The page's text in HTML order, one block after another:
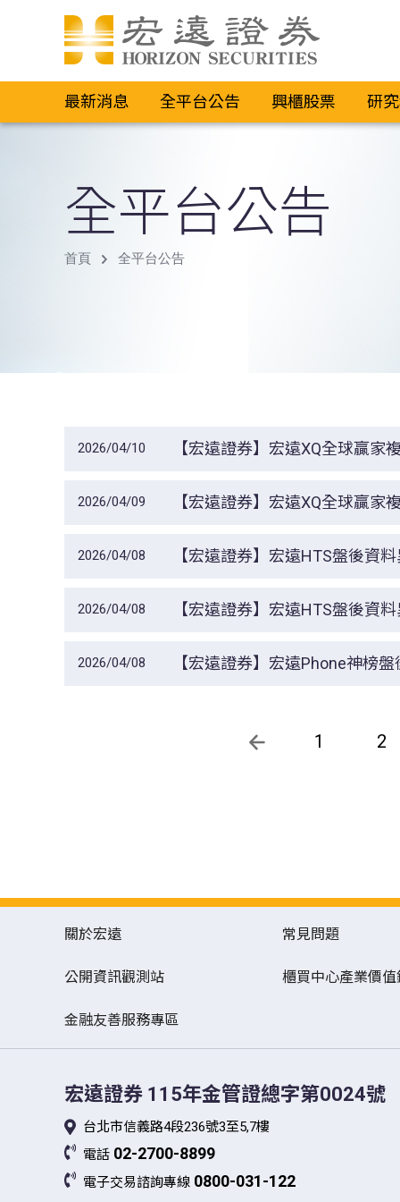
最新消息 全平台公告 興櫃股票 研
全平台公告
首頁 全平台公告
2026/04/10 【宏遠證券】宏遠XQ全球贏家
2026/04/09 【宏遠證券】宏遠XQ全球贏家
2026/04/08 【宏遠證券】宏遠HTS盤後資
2026/04/08 【宏遠證券】宏遠HTS盤後資
2026/04/08 【宏遠證券】宏遠Phone神榜
1 2
關於宏遠 常見問題
公開資訊觀測站 櫃買中心產業價
金融友善服務專區
宏遠證券 115年金管證總字第0024號
台北市信義路4段236號3至5,7樓
電話 02-2700-8899
電子交易諮詢專線 0800-031-122